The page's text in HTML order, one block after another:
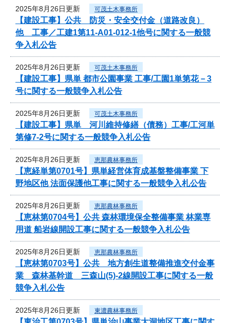
2025年8月26日更新 可茂土木事務所
【建設工事】公共 防災・安全交付金（道路改良）
他 工事／工建1第11-A01-012-1他号に関する一般競
争入札公告
2025年8月26日更新 可茂土木事務所
【建設工事】県単 都市公園事業 工事/工園1単第花－3
号に関する一般競争入札公告
2025年8月26日更新 可茂土木事務所
【建設工事】県単 河川維持修繕（債務）工事/工河単
第修7-2号に関する一般競争入札公告
2025年8月26日更新 恵那農林事務所
【恵経単第0701号】県単経営体育成基盤整備事業 下
野地区他 法面保護他工事に関する一般競争入札公告
2025年8月26日更新 恵那農林事務所
【恵林第0704号】公共 森林環境保全整備事業 林業専
用道 船岩線開設工事に関する一般競争入札公告
2025年8月26日更新 恵那農林事務所
【恵林第0703号】公共 地方創生道整備推進交付金事
業 森林基幹道 三森山(5)-2線開設工事に関する一般
競争入札公告
2025年8月26日更新 東濃農林事務所